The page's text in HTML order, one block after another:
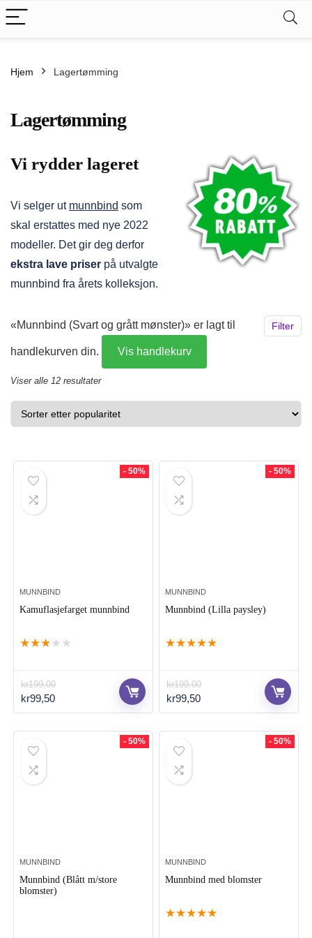
Hjem
Lagertømming
Lagertømming
Vi rydder lageret
Vi selger ut munnbind som
skal erstattes med nye 2022
modeller. Det gir deg derfor
ekstra lave priser på utvalgte
munnbind fra årets kolleksjon.
Filter
«Munnbind (Svart og grått mønster)» er lagt til
handlekurven din. Vis handlekurv
Viser alle 12 resultaterSortert
etter
propularitet
- 50%
MUNNBIND
Kamuflasjefarget munnbind
★★★ ★ ★
kr199,00
Opprinnelig
pris
kr99,50Nåværende
pris
- 50%
MUNNBIND
Munnbind (Lilla paysley)
★★★★★
kr199,00
Opprinnelig
pris
kr99,50Nåværende
pris
- 50%
MUNNBIND
Munnbind (Blått m/store
blomster)
- 50%
MUNNBIND
Munnbind med blomster
★★★★★